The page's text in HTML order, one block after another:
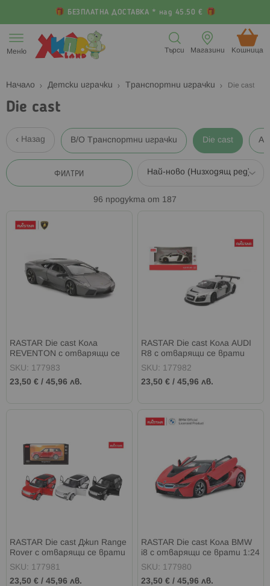
БЕЗПЛАТНА ДОСТАВКА * над 45.50 €
към
съдържанието
Меню Кошница (
Магазини
Търси
Начало Детски играчки Транспортни играчки Die cast
Die cast
Назад B/O Транспортни играчки Die cast
ФИЛТРИ
96 продукта от 187
RASTAR Die cast Кола
REVENTON с отварящи се
врати 1:24
SKU: 177983
23,50 € / 45,96 лв.
RASTAR Die cast Кола AUDI
R8 с отварящи се врати
1:24
SKU: 177982
23,50 € /45,96 лв.
RASTAR Die cast Джип Range
Rover с отварящи се врати
1:24
SKU: 177981
23,50 € / 45,96 лв.
RASTAR Die cast Кола BMW
i8 с отварящи се врати 1:24
SKU: 177980
23,50 € /45,96 лв.